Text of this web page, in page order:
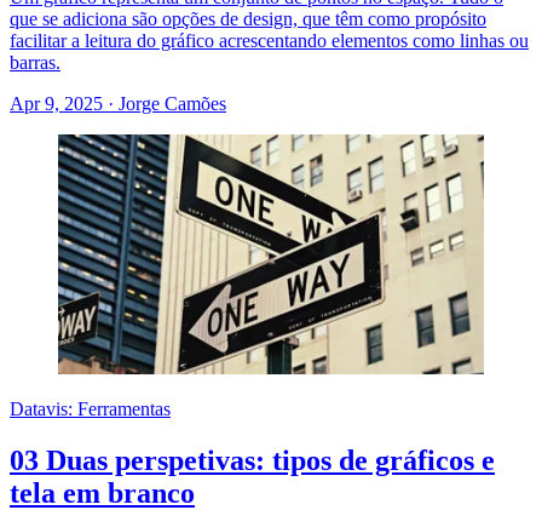
que se adiciona são opções de design, que têm como propósito
facilitar a leitura do gráfico acrescentando elementos como linhas ou
barras.
Apr 9, 2025 · Jorge Camões
Datavis: Ferramentas
03 Duas perspetivas: tipos de gráficos e
tela em branco